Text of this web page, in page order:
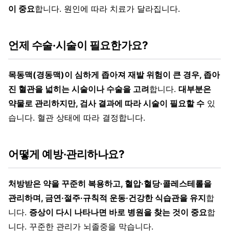
이 중요합니다. 원인에 따라 치료가 달라집니다.
언제 수술·시술이 필요한가요?
목동맥(경동맥)이 심하게 좁아져 재발 위험이 큰 경우, 좁아
진 혈관을 넓히는 시술이나 수술을 고려합니다. 대부분은
약물로 관리하지만, 검사 결과에 따라 시술이 필요할 수 있
습니다. 혈관 상태에 따라 결정합니다.
어떻게 예방·관리하나요?
처방받은 약을 꾸준히 복용하고, 혈압·혈당·콜레스테롤을
관리하며, 금연·절주·규칙적 운동·건강한 식습관을 유지합
니다. 증상이 다시 나타나면 바로 병원을 찾는 것이 중요합
니다. 꾸준한 관리가 뇌졸중을 막습니다.